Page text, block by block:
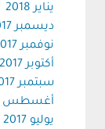
يناير 2018
ديسمبر 2017
نوفمبر 2017
أكتوبر 2017
سبتمبر 2017
أغسطس 2017
يوليو 2017